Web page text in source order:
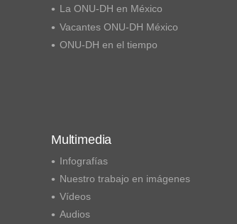
La ONU-DH en México
Vacantes ONU-DH México
ONU-DH en el tiempo
Multimedia
Infografías
Nuestro trabajo en imágenes
Vídeos
Audios